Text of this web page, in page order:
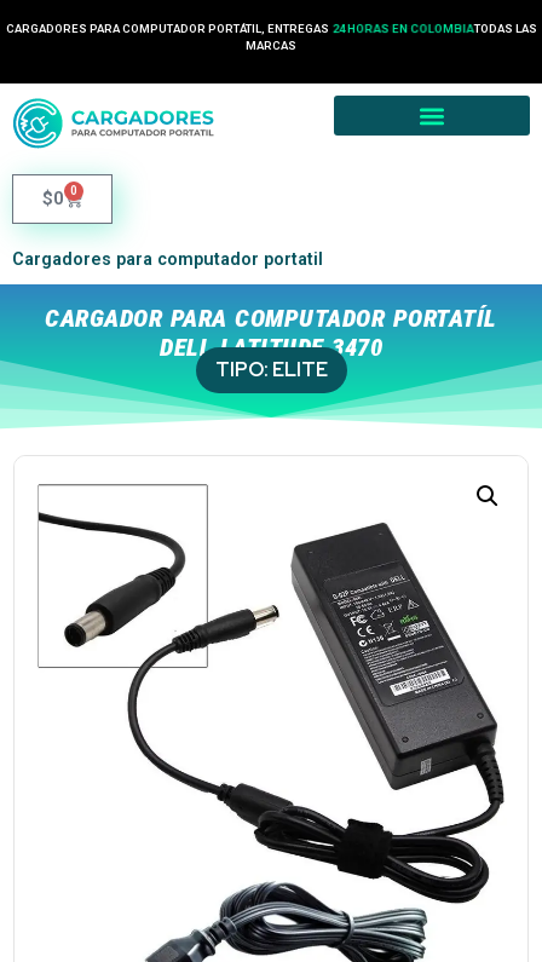
CARGADORES PARA COMPUTADOR PORTÁTIL, ENTREGAS 24 HORAS EN COLOMBIATODAS LAS
MARCAS
$0 0
Cargadores para computador portatil
CARGADOR PARA COMPUTADOR PORTATÍL
DELL LATITUDE 3470
TIPO: ELITE